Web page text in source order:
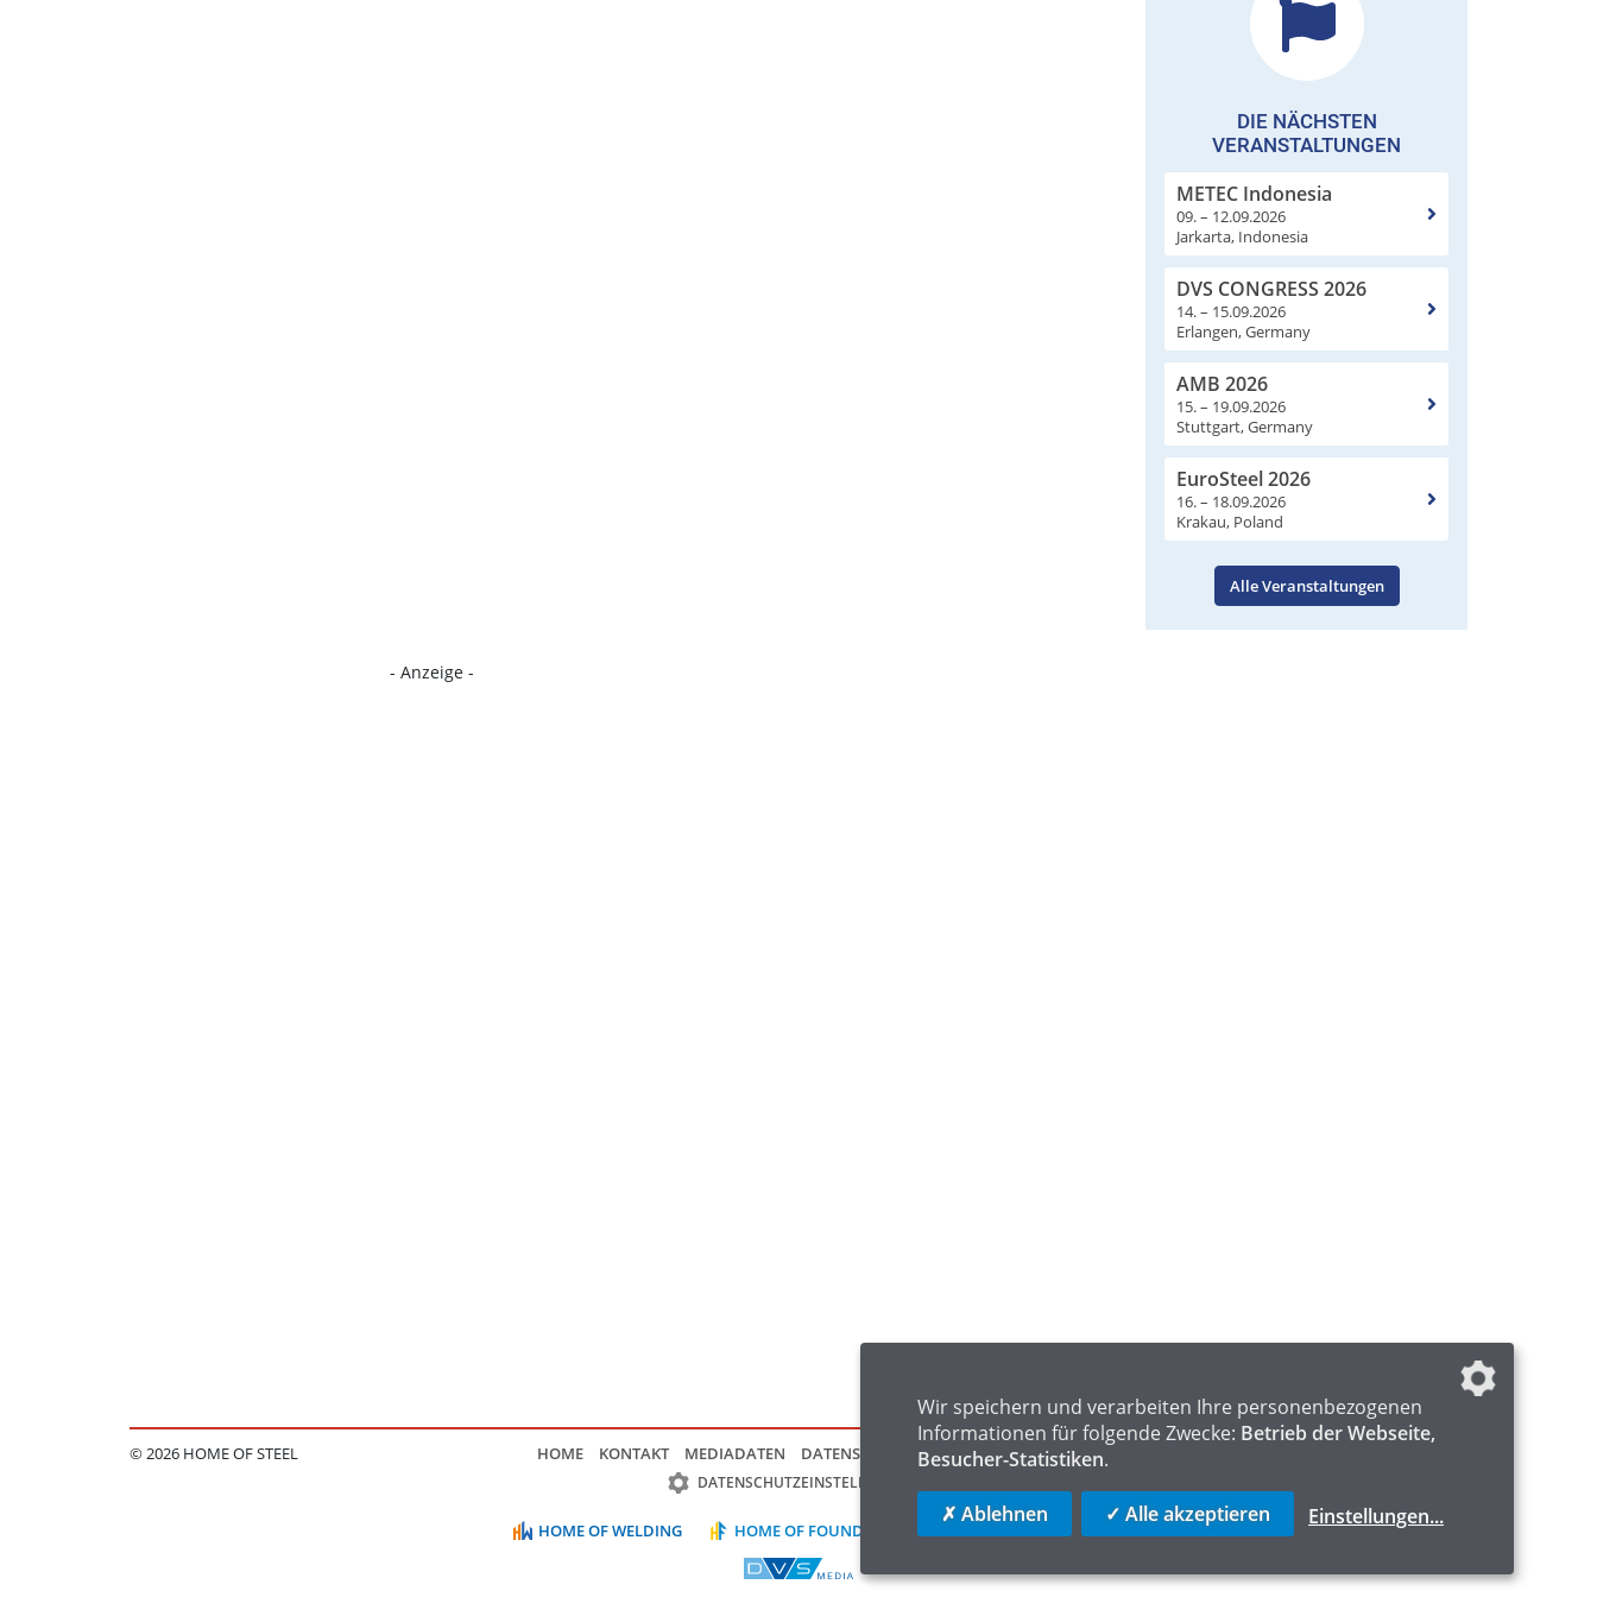
DIE NÄCHSTEN
VERANSTALTUNGEN
METEC Indonesia
09. – 12.09.2026
Jarkarta, Indonesia
DVS CONGRESS 2026
14. – 15.09.2026
Erlangen, Germany
AMB 2026
15. – 19.09.2026
Stuttgart, Germany
EuroSteel 2026
16. – 18.09.2026
Krakau, Poland
Alle Veranstaltungen
- Anzeige -
© 2026 HOME OF STEEL HOME KONTAKT MEDIADATEN DATENSCHUTZ IMPRESSUM FAQ
DATENSCHUTZEINSTELLUNGEN
HOME OF WELDING HOME OF FOUNDRY HOME OF LOGISTICS
Wir speichern und verarbeiten Ihre personenbezogenen
Informationen für folgende Zwecke: Betrieb der Webseite,
Besucher-Statistiken.
✗ Ablehnen ✓ Alle akzeptieren Einstellungen...